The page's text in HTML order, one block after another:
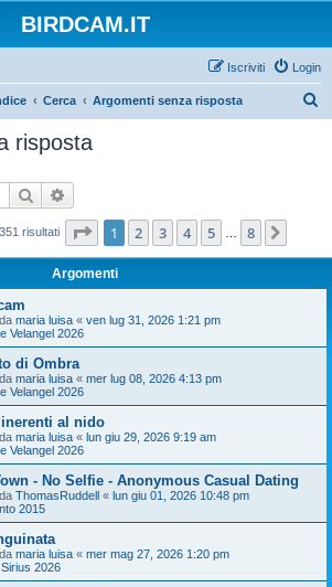
BIRDCAM.IT
Login
Iscriviti
Cerca Argomenti senza risposta
risposta
Cerca
risultati Pagina di
1 2 3 4 5 8
Argomenti
maria luisa « ven lug 31, 2026 1:21 pm
Velangel 2026
di Ombra
maria luisa « mer lug 08, 2026 4:13 pm
Velangel 2026
al nido
maria luisa « lun giu 29, 2026 9:19 am
Velangel 2026
- No Selfie - Anonymous Casual Dating
ThomasRuddell « lun giu 01, 2026 10:48 pm
2015
maria luisa « mer mag 27, 2026 1:20 pm
2026